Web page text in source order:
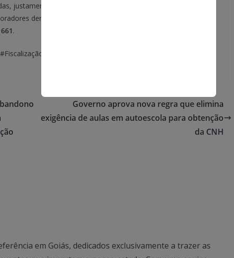
justamente para coibir práticas que possam resultar em
denunciem casos semelhantes por meio do canal oficial
.
#SEMMA #DescarteIrregular
Governo aprova nova regra que elimina
exigência de aulas em autoescola para obtenção
da CNH
em Goiás, dedicados exclusivamente a trazer as